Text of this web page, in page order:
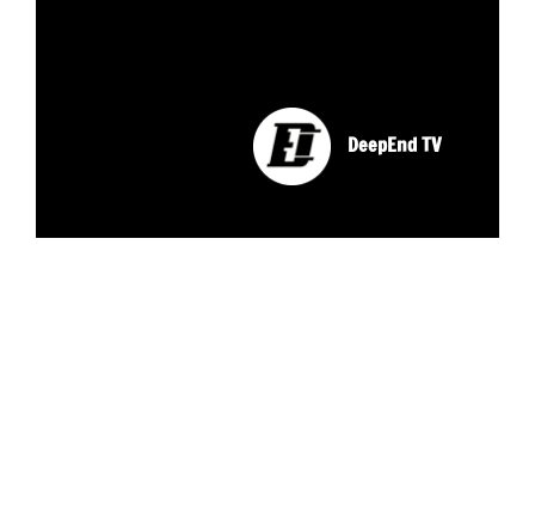
DeepEnd TV